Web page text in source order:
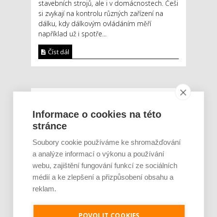
stavebních strojů, ale i v domácnostech. Češi
si zvykají na kontrolu různých zařízení na
dálku, kdy dálkovým ovládáním měří
například už i spotře...
Číst dál
Rajčata, borůvky nebo ořechy.
menstruace
Je jen pro sportovce, přiberu po
něm a ve stravě ho mám dostatek.
Český startup Goated prodal za
Informace o cookies na této
stránce
Soubory cookie používáme ke shromažďování
a analýze informací o výkonu a používání
webu, zajištění fungování funkcí ze sociálních
médií a ke zlepšení a přizpůsobení obsahu a
reklam.